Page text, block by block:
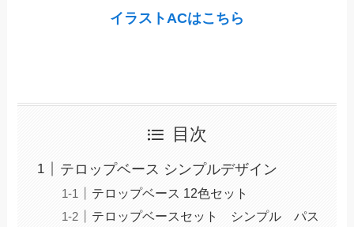
イラストACはこちら
目次
テロップベース シンプルデザイン
テロップベース 12色セット
テロップベースセット シンプル パス